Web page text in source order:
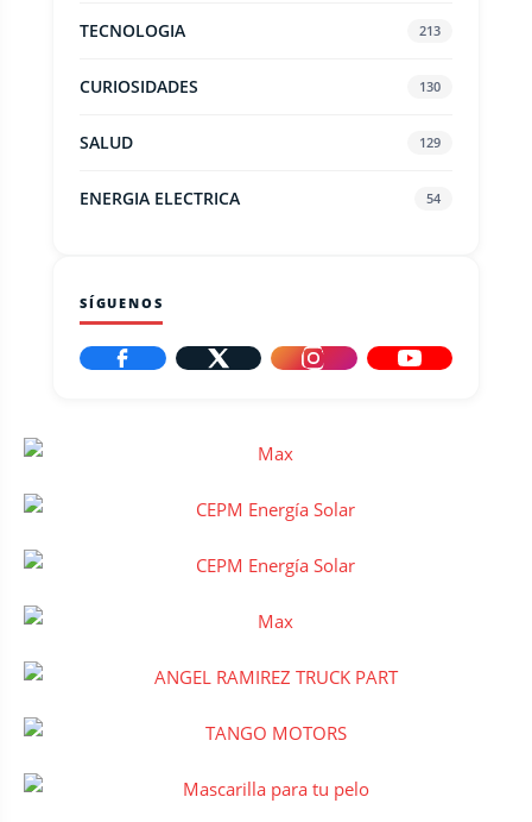
TECNOLOGIA 213
CURIOSIDADES 130
SALUD 129
ENERGIA ELECTRICA 54
SÍGUENOS